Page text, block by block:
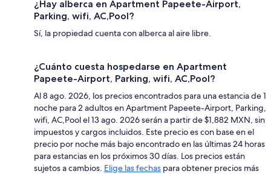
¿Hay alberca en Apartment Papeete-Airport,
Parking, wifi, AC,Pool?
Sí, la propiedad cuenta con alberca al aire libre.
¿Cuánto cuesta hospedarse en Apartment
Papeete-Airport, Parking, wifi, AC,Pool?
Al 8 ago. 2026, los precios encontrados para una estancia de 1
noche para 2 adultos en Apartment Papeete-Airport, Parking,
wifi, AC,Pool el 13 ago. 2026 serán a partir de $1,882 MXN, sin
impuestos y cargos incluidos. Este precio es con base en el
precio por noche más bajo encontrado en las últimas 24 horas
para estancias en los próximos 30 días. Los precios están
sujetos a cambios. Elige las fechas para obtener precios más